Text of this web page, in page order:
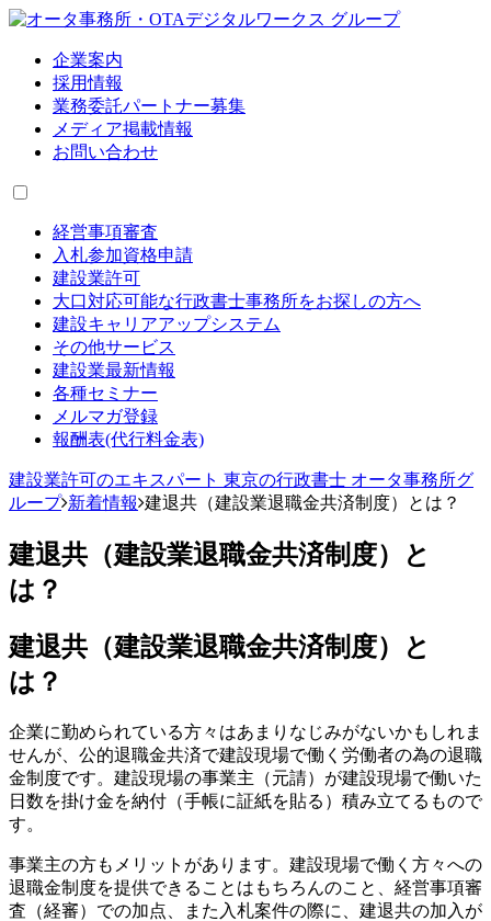
企業案内
採用情報
業務委託パートナー募集
メディア掲載情報
お問い合わせ
経営事項審査
入札参加資格申請
建設業許可
大口対応可能な行政書士事務所をお探しの方へ
建設キャリアアップシステム
その他サービス
建設業最新情報
各種セミナー
メルマガ登録
報酬表(代行料金表)
建設業許可のエキスパート 東京の行政書士 オータ事務所グ
ループ 新着情報 建退共（建設業退職金共済制度）とは？
建退共（建設業退職金共済制度）と
は？
建退共（建設業退職金共済制度）と
は？
企業に勤められている方々はあまりなじみがないかもしれま
せんが、公的退職金共済で建設現場で働く労働者の為の退職
金制度です。建設現場の事業主（元請）が建設現場で働いた
日数を掛け金を納付（手帳に証紙を貼る）積み立てるもので
す。
事業主の方もメリットがあります。建設現場で働く方々への
退職金制度を提供できることはもちろんのこと、経営事項審
査（経審）での加点、また入札案件の際に、建退共の加入が